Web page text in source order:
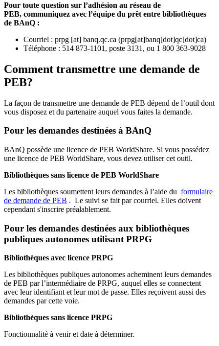
Pour toute question sur l’adhésion au réseau de
PEB, communiquez avec l’équipe du prêt entre bibliothèques
de BAnQ :
Courriel : prpg [at] banq.qc.ca (prpg[at]banq[dot]qc[dot]ca)
Téléphone : 514 873-1101, poste 3131, ou 1 800 363-9028
Comment transmettre une demande de
PEB?
La façon de transmettre une demande de PEB dépend de l’outil dont
vous disposez et du partenaire auquel vous faites la demande.
Pour les demandes destinées à BAnQ
BAnQ possède une licence de PEB WorldShare. Si vous possédez
une licence de PEB WorldShare, vous devez utiliser cet outil.
Bibliothèques sans licence de PEB WorldShare
Les bibliothèques soumettent leurs demandes à l’aide du formulaire
de demande de PEB . Le suivi se fait par courriel. Elles doivent
cependant s'inscrire préalablement.
Pour les demandes destinées aux bibliothèques
publiques autonomes utilisant PRPG
Bibliothèques avec licence PRPG
Les bibliothèques publiques autonomes acheminent leurs demandes
de PEB par l’intermédiaire de PRPG, auquel elles se connectent
avec leur identifiant et leur mot de passe. Elles reçoivent aussi des
demandes par cette voie.
Bibliothèques sans licence PRPG
Fonctionnalité à venir et date à déterminer.